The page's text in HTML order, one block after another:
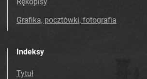
Grafika, pocztówki, fotografia
Indeksy
Tytuł